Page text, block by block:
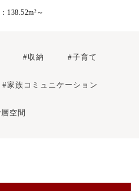
138.52m²～
#収納 #子育て
#家族コミュニケーション
空間